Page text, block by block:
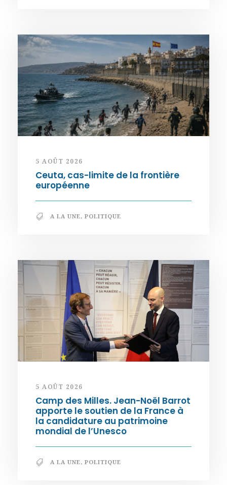
5 AOÛT 2026
Ceuta, cas-limite de la frontière
européenne
A LA UNE, POLITIQUE
5 AOÛT 2026
Camp des Milles. Jean-Noël Barrot
apporte le soutien de la France à
la candidature au patrimoine
mondial de l’Unesco
A LA UNE, POLITIQUE